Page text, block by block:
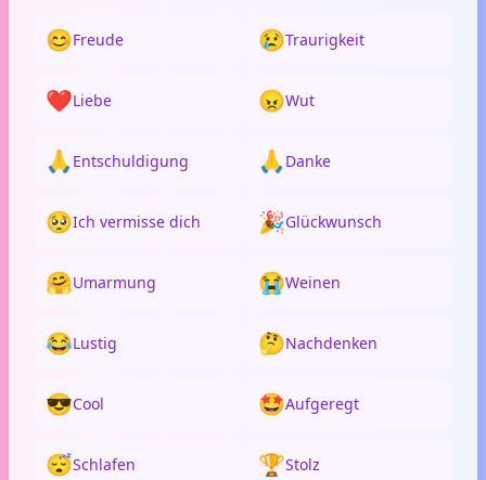
😊Freude 😢Traurigkeit
❤️Liebe 😠Wut
🙏Entschuldigung 🙏Danke
🥺Ich vermisse dich 🎉Glückwunsch
🤗Umarmung 😭Weinen
😂Lustig 🤔Nachdenken
😎Cool 🤩Aufgeregt
😴Schlafen 🏆Stolz